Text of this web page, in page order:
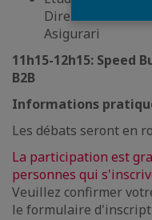
Directrice
Asigurari
11h15-12h15: Speed
B2B
Informations
Les débats seront en
La participation est
personnes qui
Veuillez confirmer
le formulaire